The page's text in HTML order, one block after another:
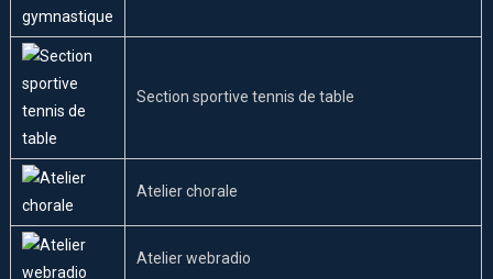
Section sportive tennis de table
Atelier chorale
Atelier webradio